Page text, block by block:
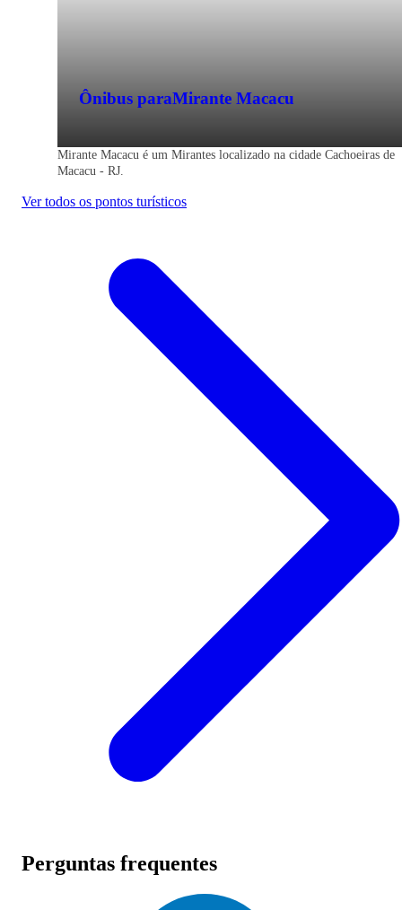
Ônibus paraMirante Macacu
Mirante Macacu é um Mirantes localizado na cidade Cachoeiras de
Macacu - RJ.
Ver todos os pontos turísticos
Perguntas frequentes